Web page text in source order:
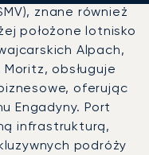
znane również
położone lotnisko
Alpach,
obsługuje
oferując
Engadyny. Port
infrastrukturą,
podróży